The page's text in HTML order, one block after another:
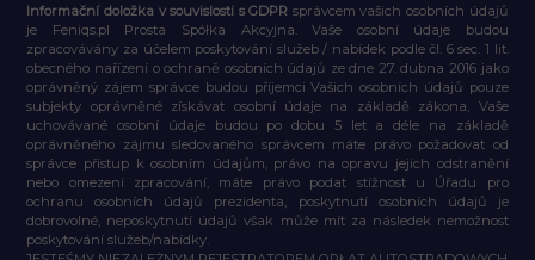
Informační doložka v souvislosti s GDPR správcem vašich osobních údajů
je Feniqs.pl Prosta Spółka Akcyjna. Vaše osobní údaje budou
zpracovávány za účelem poskytování služeb / nabídek podle čl. 6 sec. 1 lit.
obecného nařízení o ochraně osobních údajů ze dne 27. dubna 2016 jako
oprávněný zájem správce budou příjemci Vašich osobních údajů pouze
subjekty oprávněné získávat osobní údaje na základě zákona, Vaše
uchovávané osobní údaje budou po dobu 5 let a déle na základě
oprávněného zájmu sledovaného správcem máte právo požadovat od
správce přístup k osobním údajům, právo na opravu jejich odstranění
nebo omezení zpracování, máte právo podat stížnost u Úřadu pro
ochranu osobních údajů prezidenta, poskytnutí osobních údajů je
dobrovolné, neposkytnutí údajů však může mít za následek nemožnost
poskytování služeb/nabídky.